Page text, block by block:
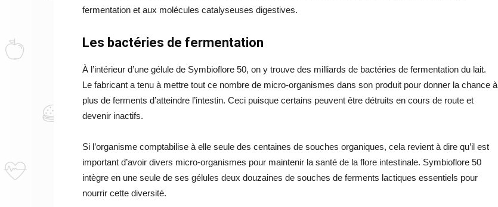
fermentation et aux molécules catalyseuses digestives.
Les bactéries de fermentation
À l’intérieur d’une gélule de Symbioflore 50, on y trouve des milliards de bactéries de fermentation du lait.
Le fabricant a tenu à mettre tout ce nombre de micro-organismes dans son produit pour donner la chance à
plus de ferments d’atteindre l’intestin. Ceci puisque certains peuvent être détruits en cours de route et
devenir inactifs.
Si l’organisme comptabilise à elle seule des centaines de souches organiques, cela revient à dire qu’il est
important d’avoir divers micro-organismes pour maintenir la santé de la flore intestinale. Symbioflore 50
intègre en une seule de ses gélules deux douzaines de souches de ferments lactiques essentiels pour
nourrir cette diversité.